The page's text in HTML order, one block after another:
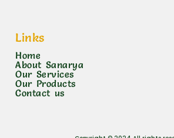
Links
Home
About Sanarya
Our Services
Our Products
Contact us